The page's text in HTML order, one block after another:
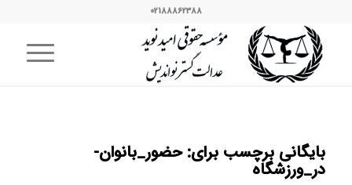
02188862388
بایگانی برچسب برای:حضور_بانوان-
در_ورزشگاه